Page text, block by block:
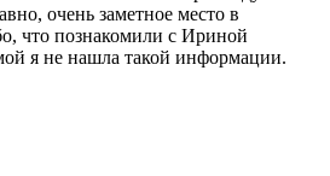
очень заметное место в
что познакомили с Ириной
я не нашла такой информации.